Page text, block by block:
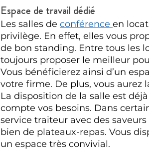
Espace de travail dédié
Les salles de conférence en
privilège. En effet, elles vous
de bon standing. Entre tous les
toujours proposer le meilleur
Vous bénéficierez ainsi d’un
votre firme. De plus, vous aurez
La disposition de la salle est
compte vos besoins. Dans
service traiteur avec des
bien de plateaux-repas. Vous
un espace très convivial.